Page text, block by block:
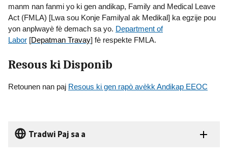
manm nan fanmi yo ki gen andikap, Family and Medical Leave
Act (FMLA) [Lwa sou Konje Familyal ak Medikal] ka egzije pou
yon anplwayè fè demach sa yo. Department of
Labor [Depatman Travay] fè respekte FMLA.
Resous ki Disponib
Retounen nan paj Resous ki gen rapò avèkk Andikap EEOC
Tradwi Paj sa a